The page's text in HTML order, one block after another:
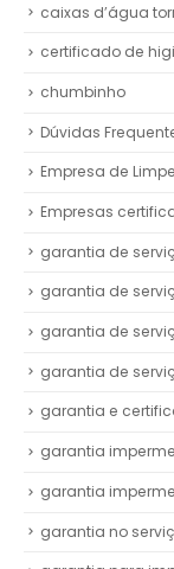
caixas d’água
certificado de
chumbinho
Dúvidas
Empresa de
Empresas
garantia de
garantia de
garantia de
garantia de
garantia e
garantia
garantia
garantia no